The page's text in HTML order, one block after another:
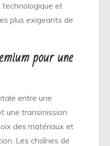
et
plus exigeants de
pour une
entre une
une transmission
des matériaux et
Les chaînes de